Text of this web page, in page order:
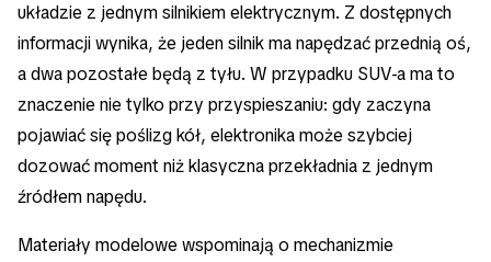
układzie z jednym silnikiem elektrycznym. Z dostępnych
informacji wynika, że jeden silnik ma napędzać przednią oś,
a dwa pozostałe będą z tyłu. W przypadku SUV-a ma to
znaczenie nie tylko przy przyspieszaniu: gdy zaczyna
pojawiać się poślizg kół, elektronika może szybciej
dozować moment niż klasyczna przekładnia z jednym
źródłem napędu.
Materiały modelowe wspominają o mechanizmie